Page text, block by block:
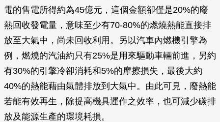
電的售電所得約為45億元，這個金額卻僅是20%的廢
熱回收發電量，意味至少有70-80%的燃燒熱能直接排
放至大氣中，尚未回收利用。另以汽車內燃機引擎為
例，燃燒的汽油約只有25%是用來驅動車輛前進，另約
有30%的引擎冷卻消耗和5%的摩擦損失，最後大約
40%的熱能藉由氣體排放到大氣中。由此可見，廢熱能
若能有效再生，除提高機具運作之效率，也可減少碳排
放及能源生產的環境耗損。